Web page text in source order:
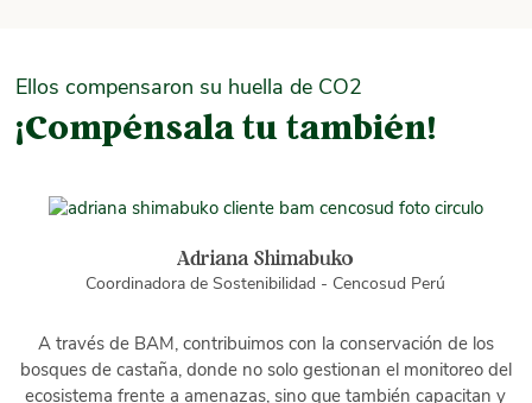
Ellos compensaron su huella de CO2
¡Compénsala tu también!
Adriana Shimabuko
Coordinadora de Sostenibilidad - Cencosud Perú
A través de BAM, contribuimos con la conservación de los
bosques de castaña, donde no solo gestionan el monitoreo del
ecosistema frente a amenazas, sino que también capacitan y